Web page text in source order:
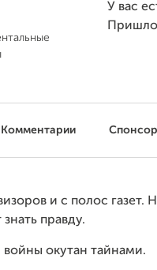
У вас
Комментарии
и с полос газет.
правду.
окутан тайнами.